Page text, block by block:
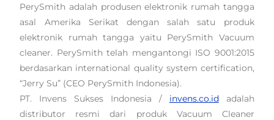
PerySmith adalah produsen elektronik rumah tangga
asal Amerika Serikat dengan salah satu produk
elektronik rumah tangga yaitu PerySmith Vacuum
cleaner. PerySmith telah mengantongi ISO 9001:2015
berdasarkan international quality system certification,
“Jerry Su” (CEO PerySmith Indonesia).
PT. Invens Sukses Indonesia / invens.co.idadalah
distributor resmi dari produk Vacuum Cleaner